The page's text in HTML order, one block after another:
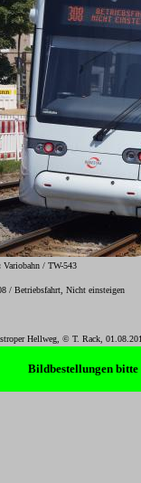
Variobahn / TW-543
/ Betriebsfahrt, Nicht einsteigen
Hellweg, © T. Rack,
Bildbestellungen